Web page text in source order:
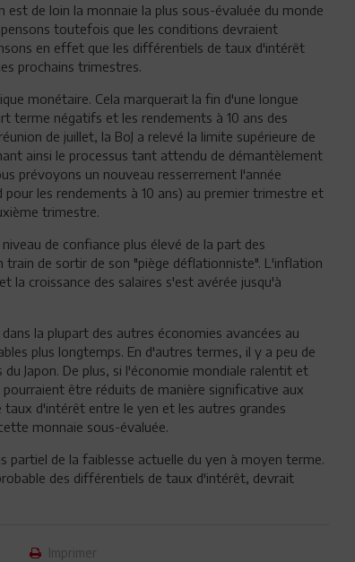
est de loin la monnaie la plus sous-évaluée du monde
toutefois que les conditions devraient
en effet que les différentiels de taux d'intérêt
prochains trimestres.
monétaire. Cela marquerait la fin d'une longue
terme négatifs et les rendements à 10 ans des
de juillet, la BoJ a relevé la limite supérieure de
ainsi le processus tant attendu de démantèlement
prévoyons un nouveau resserrement l'année
les rendements à 10 ans) au premier trimestre et
trimestre.
de confiance plus élevé de la part des
train de sortir de son "piège déflationniste". L'inflation
croissance des salaires s'est avérée jusqu'à
la plupart des autres économies avancées au
plus longtemps. En d'autres termes, il y a peu de
Japon. De plus, si l'économie mondiale ralentit et
être réduits de manière significative aux
d'intérêt entre le yen et les autres grandes
monnaie sous-évaluée.
de la faiblesse actuelle du yen à moyen terme.
des différentiels de taux d'intérêt, devrait
Imprimer